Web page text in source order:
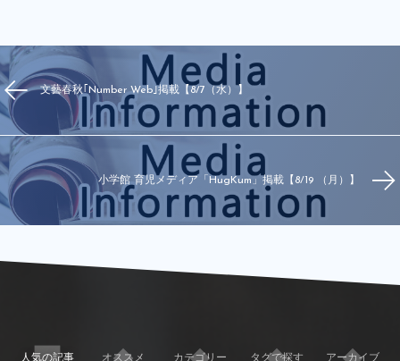
文藝春秋｢Number Web｣掲載【8/7（水）】
小学館 育児メディア「HugKum」掲載【8/19 （月）】
人気の記事 オススメ カテゴリー タグで探す アーカイブ